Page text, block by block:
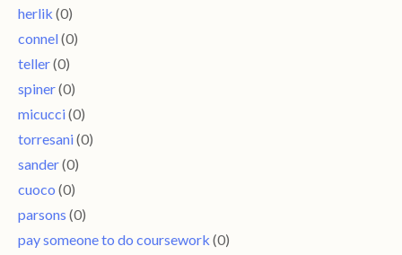
herlik (0)
connel(0)
teller(0)
spiner(0)
micucci(0)
torresani(0)
sander(0)
cuoco (0)
parsons (0)
pay someone to do coursework (0)